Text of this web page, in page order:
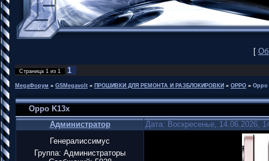
[
Страница 1 из 1 1
MegaФорум » GSMegavolt » ПРОШИВКИ ДЛЯ РЕМОНТА И РАЗБЛОКИРОВКИ » OPPO » Oppo
Oppo K13x
Администратор
Дата: Воскресенье, 14.06.2026,
Генералиссимус
Группа: Администраторы